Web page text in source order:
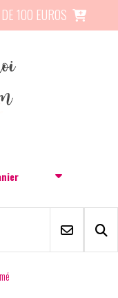
100 EUROS 